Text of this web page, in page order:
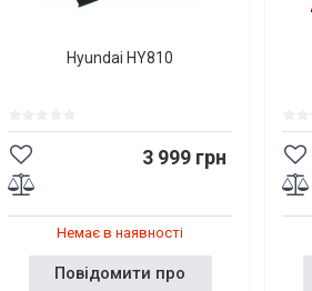
Hyundai HY810
3 999 грн
Немає в наявності
Повідомити про